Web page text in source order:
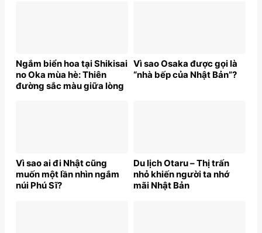
Ngắm biển hoa tại Shikisai
no Oka mùa hè: Thiên
đường sắc màu giữa lòng
Vì sao Osaka được gọi là
“nhà bếp của Nhật Bản”?
Vì sao ai đi Nhật cũng
muốn một lần nhìn ngắm
núi Phú Sĩ?
Du lịch Otaru – Thị trấn
nhỏ khiến người ta nhớ
mãi Nhật Bản